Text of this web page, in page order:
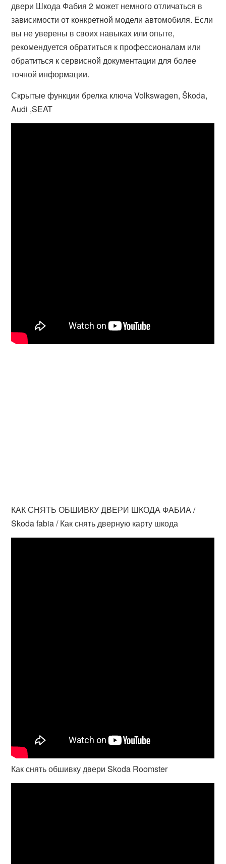
двери Шкода Фабия 2 может немного отличаться в
зависимости от конкретной модели автомобиля. Если
вы не уверены в своих навыках или опыте,
рекомендуется обратиться к профессионалам или
обратиться к сервисной документации для более
точной информации.
Скрытые функции брелка ключа Volkswagen, Škoda,
Audi ,SEAT
КАК СНЯТЬ ОБШИВКУ ДВЕРИ ШКОДА ФАБИА /
Skoda fabia / Как снять дверную карту шкода
Как снять обшивку двери Skoda Roomster